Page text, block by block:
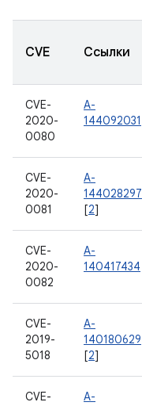
CVE Ссылки
CVE-
2020-
0080
A-
144092031
CVE-
2020-
0081
A-
144028297
[2]
CVE-
2020-
0082
A-
140417434
CVE-
2019-
5018
A-
140180629
[2]
CVE-
A-